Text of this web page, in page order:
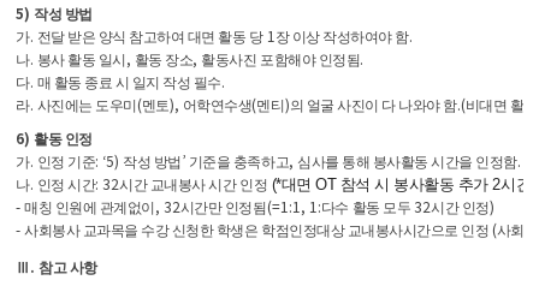
5) 작성 방법
가. 전달 받은 양식 참고하여 대면 활동 당1장 이상 작성하여야 함.
나. 봉사 활동 일시 , 활동 장소, 활동사진 포함해야 인정됨.
다. 매 활동 종료 시 일지 작성 필수.
라. 사진에는 도우미(멘토), 어학연수생(멘티)의 얼굴 사진이 다 나와야 함.(비대면 활
6)활동 인정
가. 인정 기준: ‘5) 작성 방법’ 기준을 충족하고, 심사를 통해 봉사활동 시간을 인정함.
나. 인정 시간: 32시간 교내봉사 시간 인정 (*대면 OT 참석 시 봉사활동 추가 2시간
-매칭 인원에 관계없이 , 32시간만 인정됨(=1:1, 1:다수 활동 모두 32시간 인정)
-사회봉사 교과목을 수강 신청한 학생은 학점인정대상 교내봉사시간으로 인정 (사회
Ⅲ .참고 사항